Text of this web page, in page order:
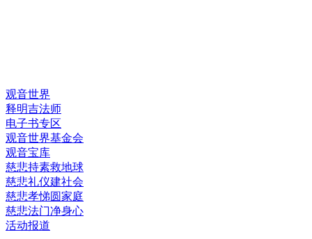
观音世界
释明吉法师
电子书专区
观音世界基金会
观音宝库
慈悲持素救地球
慈悲礼仪建社会
慈悲孝悌圆家庭
慈悲法门净身心
活动报道